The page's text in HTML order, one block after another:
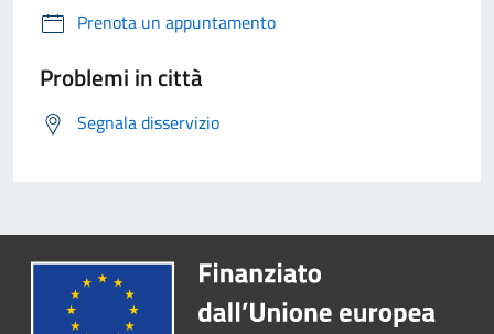
Prenota un appuntamento
Problemi in città
Segnala disservizio